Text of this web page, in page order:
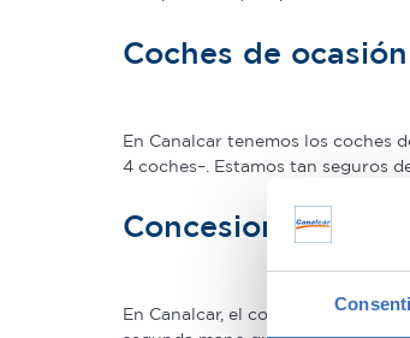
Coches de
En Canalcar tenemos los coches
4 coches–. Estamos tan seguros
Concesionario de
En Canalcar, el concesionario de